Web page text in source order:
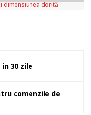
dimensiunea dorită
30 zile
comenzile de